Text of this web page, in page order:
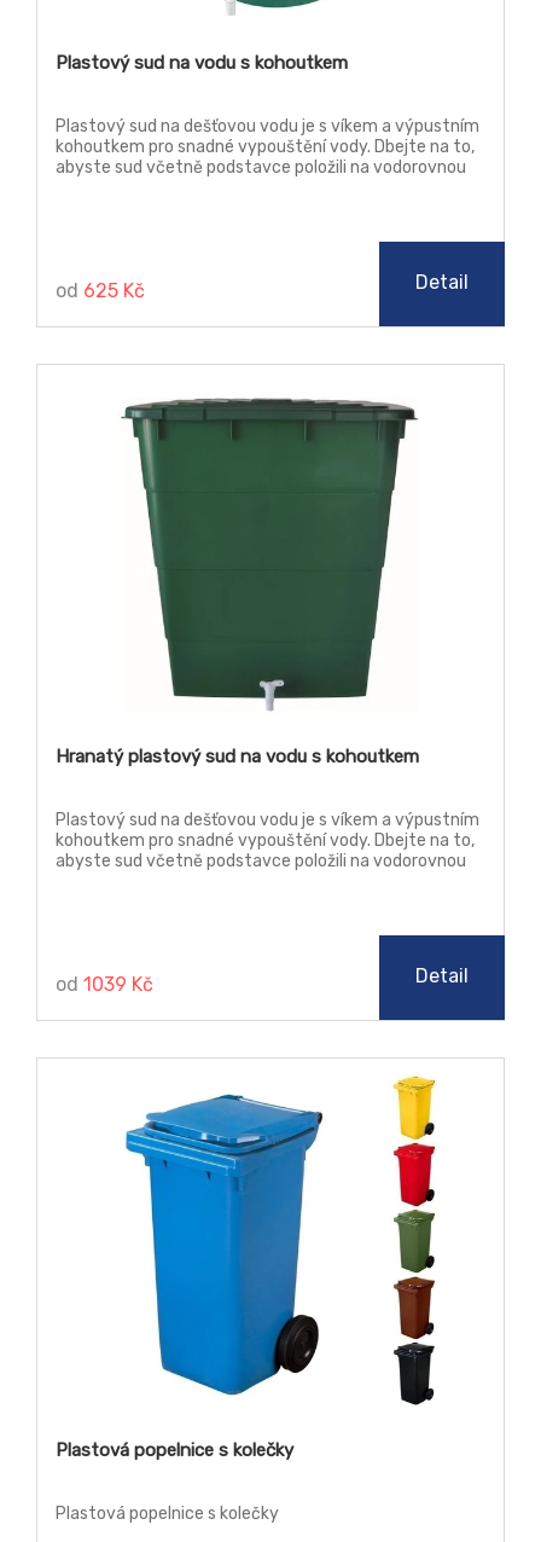
Plastový sud na vodu s kohoutkem
Plastový sud na dešťovou vodu je s víkem a výpustním
kohoutkem pro snadné vypouštění vody. Dbejte na to,
abyste sud včetně podstavce položili na vodorovnou
přebytečnou vodu. Pokud byste sud nechali na
zahradě, mráz a chlad by ho mohl nejen poškodit, ale i
od 625 Kč Detail
Hranatý plastový sud na vodu s kohoutkem
Plastový sud na dešťovou vodu je s víkem a výpustním
kohoutkem pro snadné vypouštění vody. Dbejte na to,
abyste sud včetně podstavce položili na vodorovnou
přebytečnou vodu. Pokud byste sud nechali na
zahradě, mráz a chlad by ho mohl nejen poškodit, ale i
od 1039 Kč Detail
Plastová popelnice s kolečky
Plastová popelnice s kolečky